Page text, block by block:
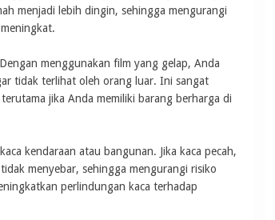
menjadi lebih dingin, sehingga mengurangi
menggunakan film yang gelap, Anda
tidak terlihat oleh orang luar. Ini sangat
jika Anda memiliki barang berharga di
kendaraan atau bangunan. Jika kaca pecah,
menyebar, sehingga mengurangi risiko
perlindungan kaca terhadap